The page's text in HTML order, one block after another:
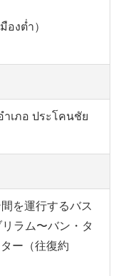
องต่ำ）
ำเภอ ประโคนชัย
を運行するバス
ラム〜バン・タ
ー（往復約